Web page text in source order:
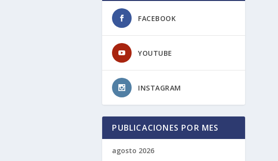
FACEBOOK
YOUTUBE
INSTAGRAM
PUBLICACIONES POR MES
agosto 2026